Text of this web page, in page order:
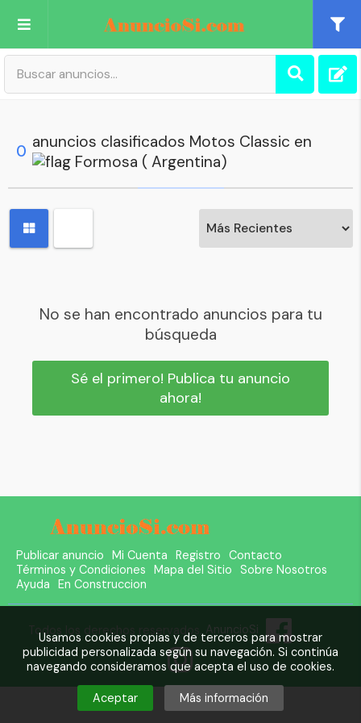
Publica tu Anuncio
Mi cuenta
0 anuncios clasificados Motos Classic en
Formosa ( Argentina)
No se han encontrado anuncios para tu
búsqueda
Sé el primero! Publica tu anuncio
ahora!
Publicar anuncio Mi Cuenta Registro
Contacto
Términos y Condiciones
Mapa del Sitio
Sobre Nosotros
Ayuda
En Construccion
Todos los derechos reservados. AnuncioSi
Usamos cookies propias y de terceros para mostrar
publicidad personalizada según su navegación. Si continúa
navegando consideramos que acepta el uso de cookies.
Aceptar Más información